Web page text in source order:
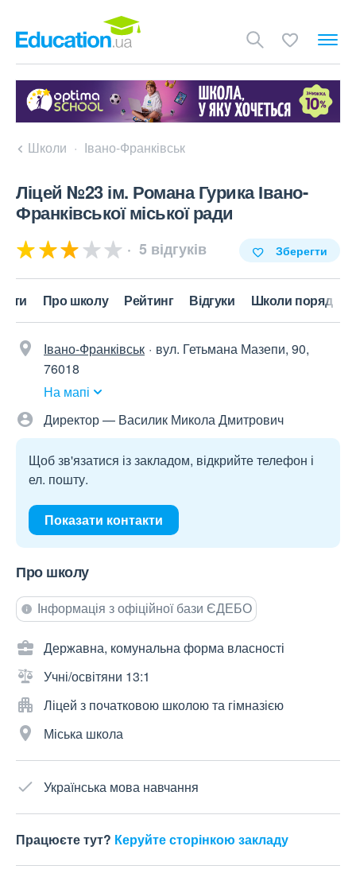
Школи Івано-Франківськ
Ліцей №23 ім. Романа Гурика Івано-
Франківської міської ради
5 відгуків Зберегти
Про школу Рейтинг Відгуки Школи поряд
Івано-Франківськ
вул. Гетьмана Мазепи, 90,
76018
На мапі
Директор — Василик Микола Дмитрович
Щоб зв'язатися із закладом, відкрийте телефон і
ел. пошту.
Показати контакти
Про школу
Інформація з офіційної бази ЄДЕБО
Державна, комунальна форма власності
Учні/освітяни 13:1
Ліцей з початковою школою та гімназією
Міська школа
Українська мова навчання
Працюєте тут? Керуйте сторінкою закладу